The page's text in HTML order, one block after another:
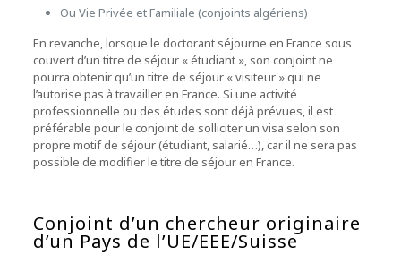
Ou Vie Privée et Familiale (conjoints algériens)
En revanche, lorsque le doctorant séjourne en France sous
couvert d’un titre de séjour « étudiant », son conjoint ne
pourra obtenir qu’un titre de séjour « visiteur » qui ne
l’autorise pas à travailler en France. Si une activité
professionnelle ou des études sont déjà prévues, il est
préférable pour le conjoint de solliciter un visa selon son
propre motif de séjour (étudiant, salarié…), car il ne sera pas
possible de modifier le titre de séjour en France.
Conjoint d’un chercheur originaire
d’un Pays de l’UE/EEE/Suisse